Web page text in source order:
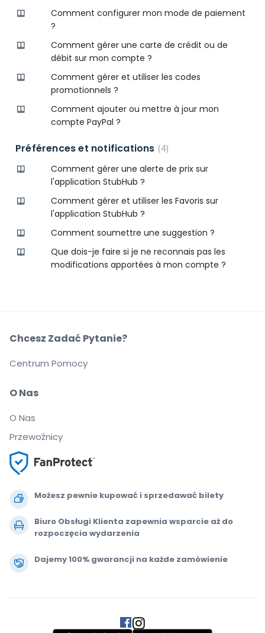
Comment configurer mon mode de paiement
?
Comment gérer une carte de crédit ou de
débit sur mon compte ?
Comment gérer et utiliser les codes
promotionnels ?
Comment ajouter ou mettre à jour mon
compte PayPal ?
Préférences et notifications 4
Comment gérer une alerte de prix sur
l'application StubHub ?
Comment gérer et utiliser les Favoris sur
l'application StubHub ?
Comment soumettre une suggestion ?
Que dois-je faire si je ne reconnais pas les
modifications apportées à mon compte ?
Możesz pewnie kupować i sprzedawać bilety
Biuro Obsługi Klienta zapewnia wsparcie aż do
rozpoczęcia wydarzenia
Dajemy 100% gwarancji na każde zamówienie
O Nas
O Nas
Przewoźnicy
Chcesz Zadać Pytanie?
Centrum Pomocy
.